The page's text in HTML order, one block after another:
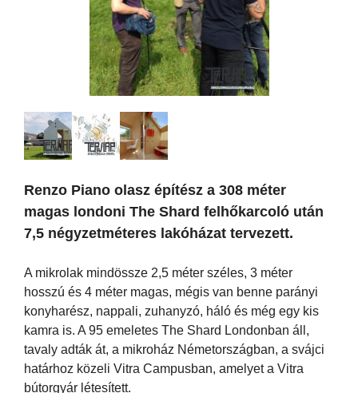
Renzo Piano olasz építész a 308 méter
magas londoni The Shard felhőkarcoló után
7,5 négyzetméteres lakóházat tervezett.
A mikrolak mindössze 2,5 méter széles, 3 méter
hosszú és 4 méter magas, mégis van benne parányi
konyharész, nappali, zuhanyzó, háló és még egy kis
kamra is. A 95 emeletes The Shard Londonban áll,
tavaly adták át, a mikroház Németországban, a svájci
határhoz közeli Vitra Campusban, amelyet a Vitra
bútorgyár létesített.